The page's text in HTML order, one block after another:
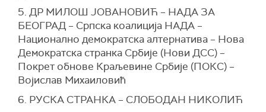
5. ДР МИЛОШ ЈОВАНОВИЋ – НАДА ЗА
БЕОГРАД – Српска коалиција НАДА –
Национално демократска алтернатива – Нова
Демократска странка Србије (Нoви ДСС) –
Покрет обнове Краљевине Србије (ПОКС) –
Војислав Михаиловић
6. РУСКА СТРАНКА – СЛОБОДАН НИКОЛИЋ